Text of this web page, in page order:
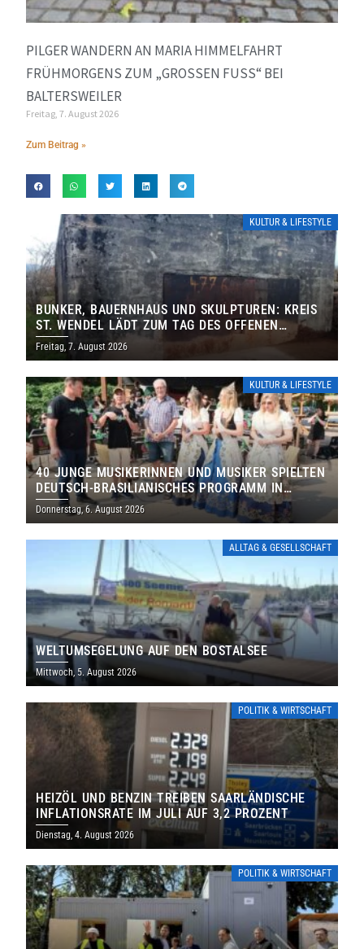
PILGER WANDERN AN MARIA HIMMELFAHRT
FRÜHMORGENS ZUM „GROSSEN FUSS“ BEI BA
LTERSWEILER
Freitag, 7. August 2026
Zum Beitrag »
KULTUR & LIFESTYLE
BUNKER, BAUERNHAUS UND SKULPTUREN: KREIS
ST. WENDEL LÄDT ZUM TAG DES OFFENEN
DENKMALS EIN
Freitag, 7. August 2026
KULTUR & LIFESTYLE
40 JUNGE MUSIKERINNEN UND MUSIKER SPIELTEN
DEUTSCH-BRASILIANISCHES PROGRAMM IN
THOLEY
Donnerstag, 6. August 2026
ALLTAG & GESELLSCHAFT
WELTUMSEGELUNG AUF DEN BOSTALSEE
Mittwoch, 5. August 2026
POLITIK & WIRTSCHAFT
HEIZÖL UND BENZIN TREIBEN SAARLÄNDISCHE
INFLATIONSRATE IM JULI AUF 3,2 PROZENT
Dienstag, 4. August 2026
POLITIK & WIRTSCHAFT